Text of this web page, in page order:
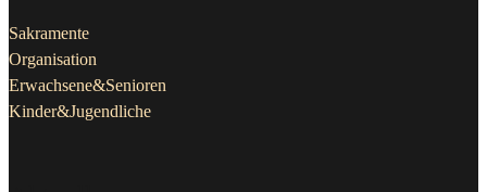
Sakramente
Organisation
Erwachsene&Senioren
Kinder&Jugendliche